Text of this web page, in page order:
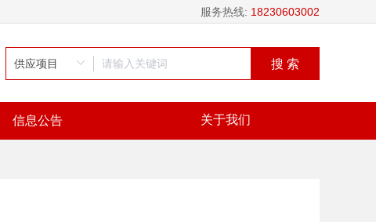
服务热线: 18230603002
搜 索
信息公告 关于我们